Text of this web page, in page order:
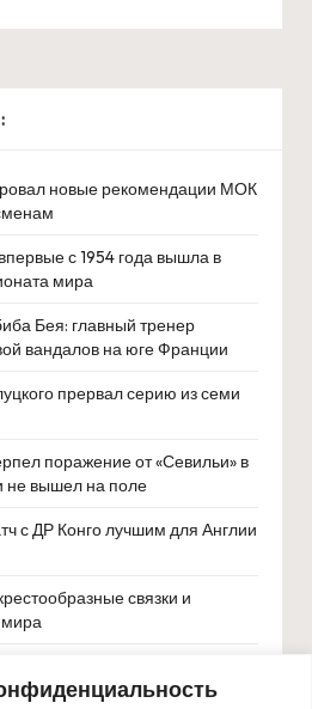
новые рекомендации МОК
с 1954 года вышла в
мира
Бея: главный тренер
вандалов на юге Франции
прервал серию из семи
поражение от «Севильи» в
не вышел на поле
с ДР Конго лучшим для Англии
связки и
мира
чемпионата НБА